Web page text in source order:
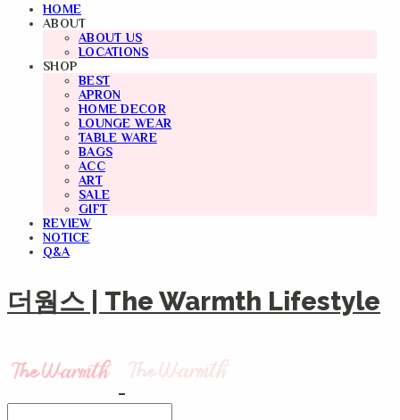
HOME
ABOUT
ABOUT US
LOCATIONS
SHOP
BEST
APRON
HOME DECOR
LOUNGE WEAR
TABLE WARE
BAGS
ACC
ART
SALE
GIFT
REVIEW
NOTICE
Q&A
더웜스 | The Warmth Lifestyle